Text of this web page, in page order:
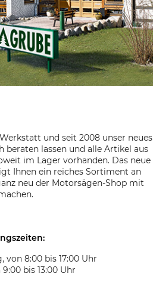
und seit 2008 unser neues
beraten lassen und alle Artikel aus
im Lager vorhanden. Das neue
Ihnen ein reiches Sortiment an
neu der Motorsägen-Shop mit
von 8:00 bis 17:00 Uhr
bis 13:00 Uhr